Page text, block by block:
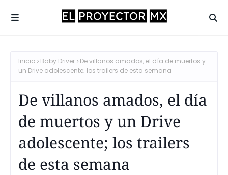
Inicio Baby Driver
De villanos amados, el día de muertos y
un Drive adolescente; los trailers de esta semana
De villanos amados, el día
de muertos y un Drive
adolescente; los trailers
de esta semana